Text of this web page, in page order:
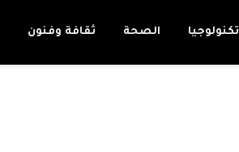
تكنولوجيا الصحة ثقافة وفنون